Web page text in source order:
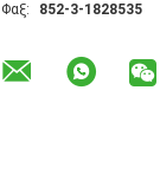
Φαξ:
852-3-1828535